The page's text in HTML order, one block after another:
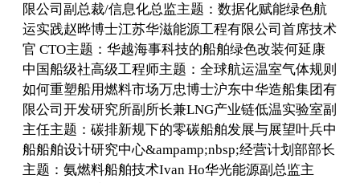
限公司副总裁/信息化总监主题：数据化赋能绿色航
运实践赵晔博士江苏华滋能源工程有限公司首席技术
官 CTO主题：华越海事科技的船舶绿色改装何延康
中国船级社高级工程师主题：全球航运温室气体规则
如何重塑船用燃料市场万忠博士沪东中华造船集团有
限公司开发研究所副所长兼LNG产业链低温实验室副
主任主题：碳排新规下的零碳船舶发展与展望叶兵中
船船舶设计研究中心&ampamp;nbsp;经营计划部部长
主题：氨燃料船舶技术Ivan Ho华光能源副总监主